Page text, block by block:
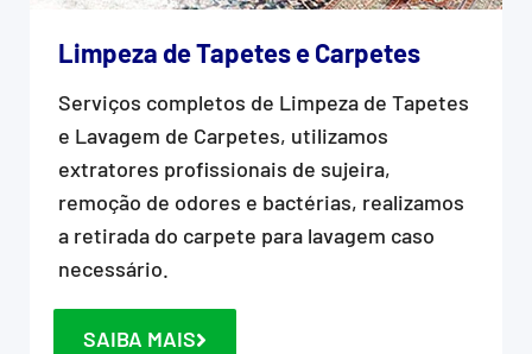
Limpeza de Tapetes e Carpetes
Serviços completos de Limpeza de Tapetes
e Lavagem de Carpetes, utilizamos
extratores profissionais de sujeira,
remoção de odores e bactérias, realizamos
a retirada do carpete para lavagem caso
necessário.
SAIBA MAIS